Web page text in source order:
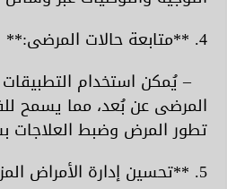
4. **متابعة حالات المرضى:**
– يُمكن استخدام التطبيقات
المرضى عن بُعد، مما يسمح
تطور المرض وضبط
5. **تحسين إدارة الأمراض المزمنة:**